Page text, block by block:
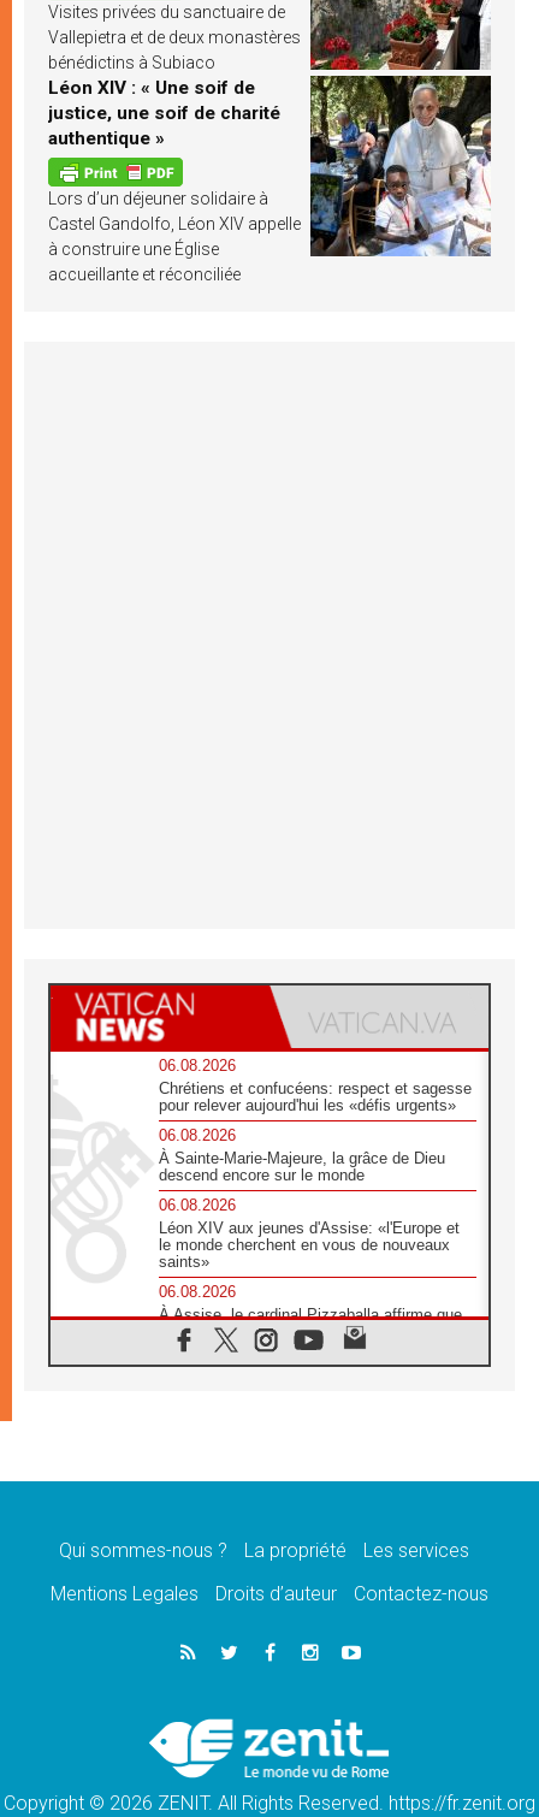
Visites privées du sanctuaire de
Vallepietra et de deux monastères
bénédictins à Subiaco
Léon XIV : « Une soif de
justice, une soif de charité
authentique »
Lors d’un déjeuner solidaire à
Castel Gandolfo, Léon XIV appelle
à construire une Église
accueillante et réconciliée
06.08.2026
Chrétiens et confucéens: respect et sagesse
pour relever aujourd'hui les «défis urgents»
06.08.2026
À Sainte-Marie-Majeure, la grâce de Dieu
descend encore sur le monde
06.08.2026
Léon XIV aux jeunes d'Assise: «l'Europe et
le monde cherchent en vous de nouveaux
saints»
06.08.2026
À Assise, le cardinal Pizzaballa affirme que
«les chrétiens veulent la paix»
06.08.2026
message de paix et de dignité humaine»
«La visite du Pape en Uruguay renforcera
05.08.2026
Le nonce en Ukraine: «Il est inquiétant
Léon XIV au Pérou, une lueur d'espoir pour
un peuple en quête de paix
Qui sommes-nous ? La propriété
Les services
Mentions Legales
Droits d’auteur Contactez-nous
Copyright © 2026 ZENIT. All Rights Reserved. https://fr.zenit.org